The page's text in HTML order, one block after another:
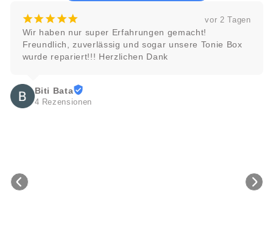
¡¡¡¡¡ vor 2 Tagen
Wir haben nur super Erfahrungen gemacht!
Freundlich, zuverlässig und sogar unsere Tonie Box
wurde repariert!!! Herzlichen Dank
Biti Bata
4 Rezensionen